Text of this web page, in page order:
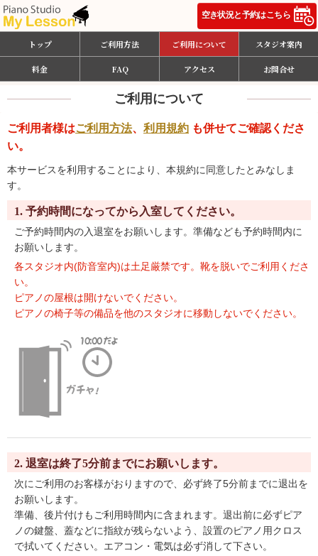
トップ ご利用方法 ご利用について スタジオ案内
料金 FAQ アクセス お問合せ
ご利用について
ご利用者様はご利用方法、 利用規約 も併せてご確認くださ
い。
本サービスを利用することにより、本規約に同意したとみなしま
す。
1. 予約時間になってから入室してください。
ご予約時間内の入退室をお願いします。準備なども予約時間内に
お願いします。
各スタジオ内(防音室内)は土足厳禁です。靴を脱いでご利用くださ
い。
ピアノの屋根は開けないでください。
ピアノの椅子等の備品を他のスタジオに移動しないでください。
2. 退室は終了5分前までにお願いします。
次にご利用のお客様がおりますので、必ず終了5分前までに退出を
お願いします。
準備、後片付けもご利用時間内に含まれます。退出前に必ずピア
ノの鍵盤、蓋などに指紋が残らないよう、設置のピアノ用クロス
で拭いてください。エアコン・電気は必ず消して下さい。